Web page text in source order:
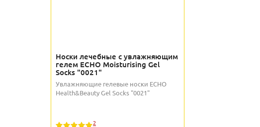
Носки лечебные с увлажняющим
гелем ECHO Moisturising Gel
Socks "0021"
Увлажняющие гелевые носки ECHO
Health&Beauty Gel Socks "0021"
2